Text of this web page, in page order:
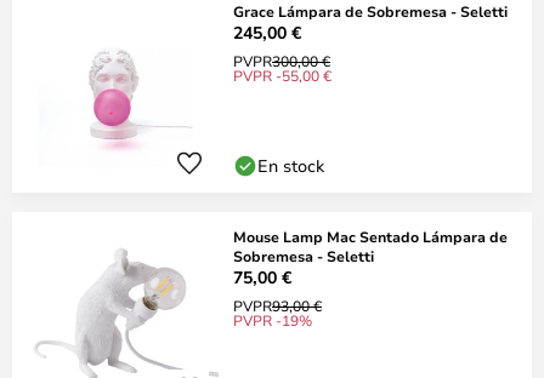
Grace Lámpara de Sobremesa - Seletti
245,00 €
PVPR300,00 €
PVPR -55,00 €
En stock
Mouse Lamp Mac Sentado Lámpara de
Sobremesa - Seletti
75,00 €
PVPR93,00 €
PVPR -19%